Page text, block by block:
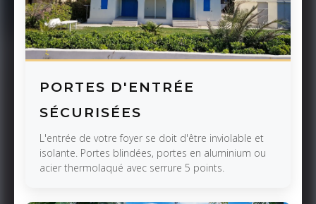
PORTES D'ENTRÉE
SÉCURISÉES
L'entrée de votre foyer se doit d'être inviolable et
isolante. Portes blindées, portes en aluminium ou
acier thermolaqué avec serrure 5 points.